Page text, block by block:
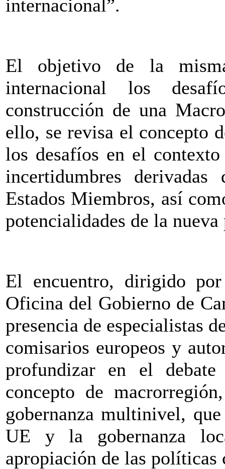
internacional”.
El objetivo de la
internacional los
construcción de una
ello, se revisa el concepto
los desafíos en el
incertidumbres
Estados Miembros, así
potencialidades de la
El encuentro, dirigido
Oficina del Gobierno de
presencia de especialistas
comisarios europeos y
profundizar en el
concepto de
gobernanza multinivel,
UE y la gobernanza
apropiación de las políticas